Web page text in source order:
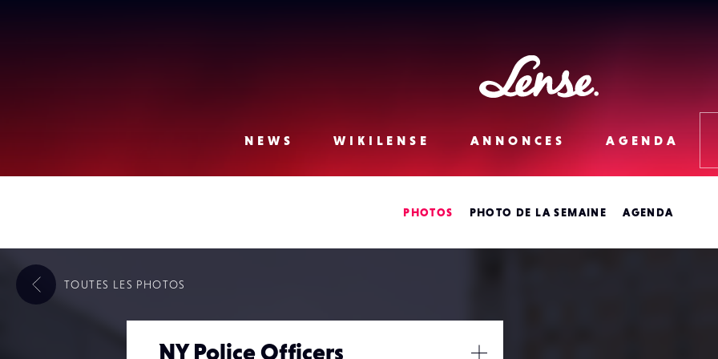
Lense
NEWS WIKILENSE ANNONCES AGENDA
PHOTOS PHOTO DE LA SEMAINE AGENDA
NY Police Officers
TOUTES LES PHOTOS